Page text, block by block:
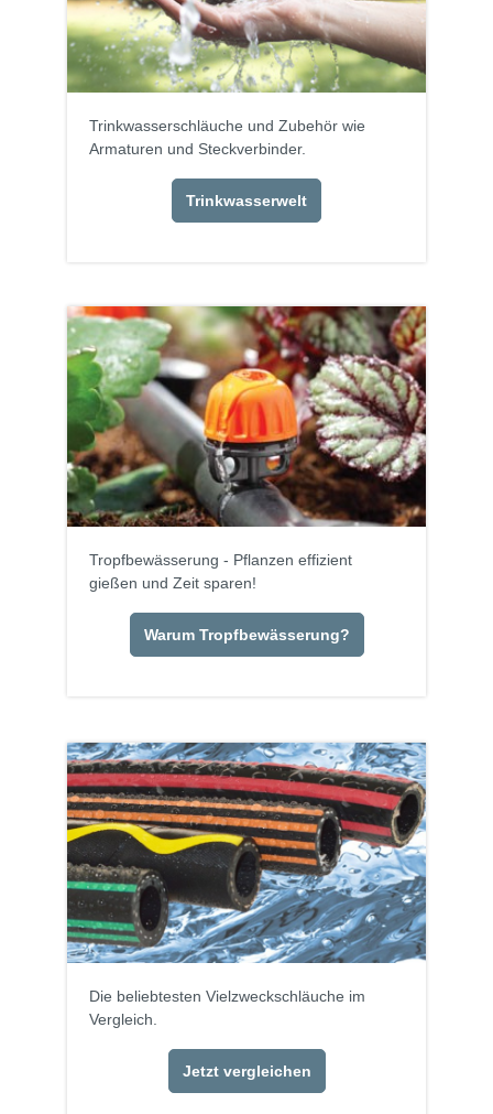
Trinkwasserschläuche und Zubehör wie
Armaturen und Steckverbinder.
Trinkwasserwelt
Tropfbewässerung - Pflanzen effizient
gießen und Zeit sparen!
Warum Tropfbewässerung?
Die beliebtesten Vielzweckschläuche im
Vergleich.
Jetzt vergleichen